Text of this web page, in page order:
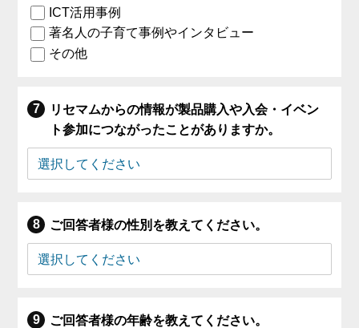
ICT活用事例
著名人の子育て事例やインタビュー
その他
リセマムからの情報が製品購入や入会・イベン
ト参加につながったことがありますか。
ご回答者様の性別を教えてください。
ご回答者様の年齢を教えてください。